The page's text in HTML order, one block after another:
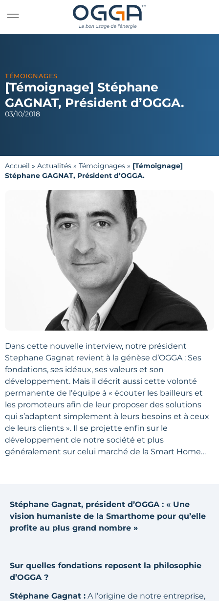
TÉMOIGNAGES
[Témoignage] Stéphane
GAGNAT, Président d’OGGA.
03/10/2018
Accueil » Actualités » Témoignages » [Témoignage]
Stéphane GAGNAT, Président d’OGGA.
Dans cette nouvelle interview, notre président
Stephane Gagnat revient à la génèse d’OGGA : Ses
fondations, ses idéaux, ses valeurs et son
développement. Mais il décrit aussi cette volonté
permanente de l’équipe à « écouter les bailleurs et
les promoteurs afin de leur proposer des solutions
qui s’adaptent simplement à leurs besoins et à ceux
de leurs clients ». Il se projette enfin sur le
développement de notre société et plus
généralement sur celui marché de la Smart Home…
Stéphane Gagnat, président d’OGGA : « Une
vision humaniste de la Smarthome pour qu’elle
profite au plus grand nombre »
Sur quelles fondations reposent la philosophie
d’OGGA ?
Stéphane Gagnat : A l’origine de notre entreprise,